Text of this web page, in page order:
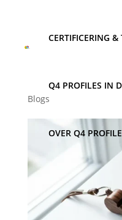
CERTIFICERING
Q4 PROFILES IN
OVER Q4
disc coach
Blogs